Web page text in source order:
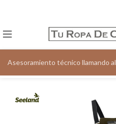
Asesoramiento técnico llamando al